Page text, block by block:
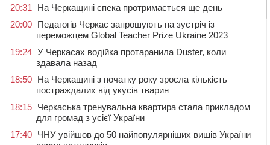
20:31
На Черкащині спека протримається ще день
20:00 Педагогів Черкас запрошують на зустріч із
переможцем Global Teacher Prize Ukraine 2023
19:24 У Черкасах водійка протаранила Duster, коли
здавала назад
18:50 На Черкащині з початку року зросла кількість
постраждалих від укусів тварин
18:15 Черкаська тренувальна квартира стала прикладом
для громад з усієї України
17:40 ЧНУ увійшов до 50 найпопулярніших вишів України